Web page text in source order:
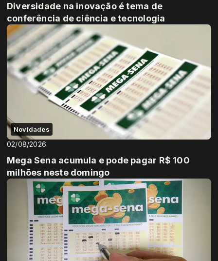
Diversidade na inovação é tema de
conferência de ciência e tecnologia
Novidades
02/08/2026
Mega Sena acumula e pode pagar R$ 100
milhões neste domingo